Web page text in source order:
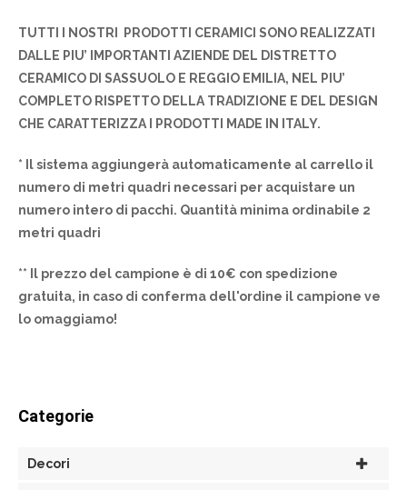
TUTTI I NOSTRI PRODOTTI CERAMICI SONO REALIZZATI
DALLE PIU’ IMPORTANTI AZIENDE DEL DISTRETTO
CERAMICO DI SASSUOLO E REGGIO EMILIA, NEL PIU’
COMPLETO RISPETTO DELLA TRADIZIONE E DEL DESIGN
CHE CARATTERIZZA I PRODOTTI MADE IN ITALY.
* Il sistema aggiungerà automaticamente al carrello il
numero di metri quadri necessari per acquistare un
numero intero di pacchi. Quantità minima ordinabile 2
metri quadri
** Il prezzo del campione è di 10€ con spedizione
gratuita, in caso di conferma dell'ordine il campione ve
lo omaggiamo!
Categorie
Decori